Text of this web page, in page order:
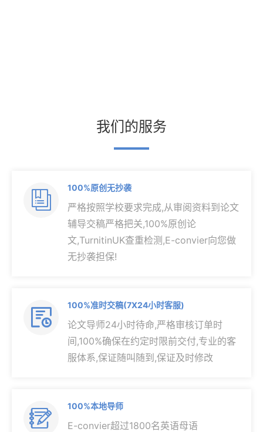
我们的服务

100%原创无抄袭
严格按照学校要求完成,从审阅资料到论文
辅导交稿严格把关,100%原创论
文,TurnitinUK查重检测,E-convier向您做
无抄袭担保!

100%准时交稿(7X24小时客服)
论文导师24小时待命,严格审核订单时
间,100%确保在约定时限前交付,专业的客
服体系,保证随叫随到,保证及时修改

100%本地导师
E-convier超过1800名英语母语